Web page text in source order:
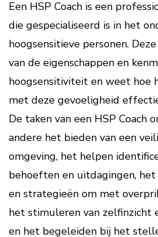
Een HSP Coach is een
die gespecialiseerd is in het
hoogsensitieve personen.
van de eigenschappen en
hoogsensitiviteit en weet hoe
met deze gevoeligheid
De taken van een HSP Coach
andere het bieden van een
omgeving, het helpen
behoeften en uitdagingen, het
en strategieën om met
het stimuleren van zelfinzicht
en het begeleiden bij het